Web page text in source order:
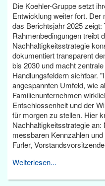
Die Koehler-Gruppe setzt
Entwicklung weiter fort. Der
das Berichtsjahr 2025
Rahmenbedingungen treibt
Nachhaltigkeitsstrategie
dokumentiert transparent
bis 2030 und macht
Handlungsfeldern sichtbar.
angespannten Umfeld, wie
Familienunternehmen
Entschlossenheit und der
für morgen zu stellen. Hier
Nachhaltigkeitsstrategie
messbaren Kennzahlen
Furler,
Weiterlesen...